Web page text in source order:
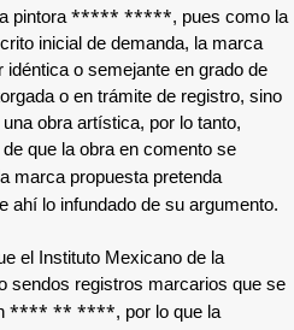
pintora ***** *****, pues como la
inicial de demanda, la marca
o semejante en grado de
o en trámite de registro, sino
obra artística, por lo tanto,
que la obra en comento se
marca propuesta pretenda
ahí lo infundado de su argumento.
el Instituto Mexicano de la
sendos registros marcarios que se
**** ** ****, por lo que la